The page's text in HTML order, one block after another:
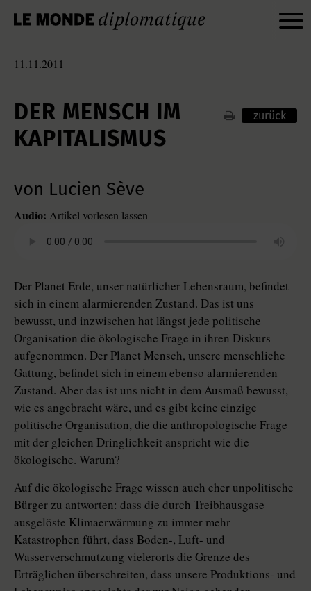
11.11.2011
DER MENSCH IM
KAPITALISMUS
zurück
von Lucien Sève
Audio: Artikel vorlesen lassen
Der Planet Erde, unser natürlicher Lebensraum, befindet
sich in einem alarmierenden Zustand. Das ist uns
bewusst, und inzwischen hat längst jede politische
Organisation die ökologische Frage in ihren Diskurs
aufgenommen. Der Planet Mensch, unsere menschliche
Gattung, befindet sich in einem ebenso alarmierenden
Zustand. Aber das ist uns nicht in dem Ausmaß bewusst,
wie es angebracht wäre, und es gibt keine einzige
politische Organisation, die die anthropologische Frage
mit der gleichen Dringlichkeit anspricht wie die
ökologische. Warum?
Auf die ökologische Frage wissen auch eher unpolitische
Bürger zu antworten: dass die durch Treibhausgase
ausgelöste Klimaerwärmung zu immer mehr
Katastrophen führt, dass Boden-, Luft- und
Wasserverschmutzung vielerorts die Grenze des
Erträglichen überschreiten, dass unsere Produktions- und